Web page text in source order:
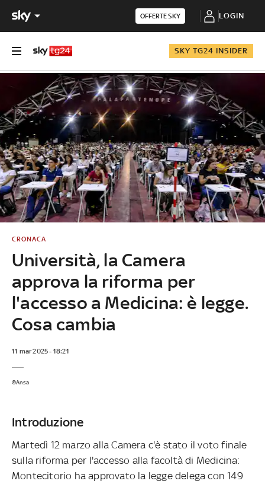
OFFERTE SKY LOGIN
SKY TG24 INSIDER
Università, la Camera
approva la riforma per
l'accesso a Medicina: è legge.
Cosa cambia
CRONACA
11 mar 2025 - 18:21
©Ansa
Introduzione
Martedì 12 marzo alla Camera c'è stato il voto finale
sulla riforma per l'accesso alla facoltà di Medicina:
Montecitorio ha approvato la legge delega con 149